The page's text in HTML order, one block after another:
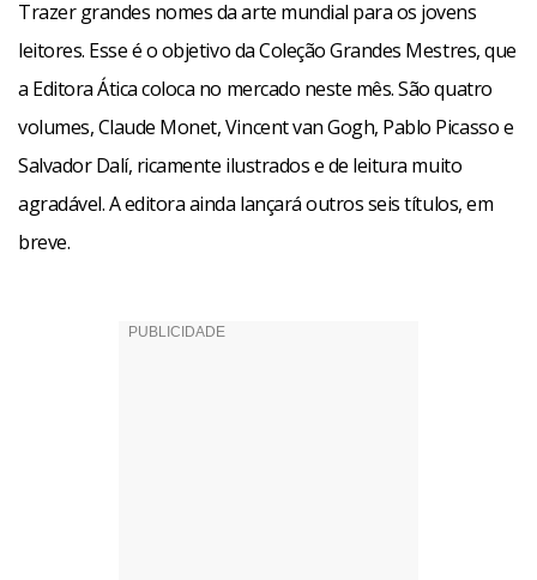
Trazer grandes nomes da arte mundial para os jovens
leitores. Esse é o objetivo da Coleção Grandes Mestres, que
a Editora Ática coloca no mercado neste mês. São quatro
volumes, Claude Monet, Vincent van Gogh, Pablo Picasso e
Salvador Dalí, ricamente ilustrados e de leitura muito
agradável. A editora ainda lançará outros seis títulos, em
breve.